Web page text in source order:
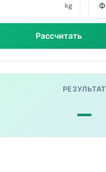
kg
Рассчитать
РЕЗУЛЬТАТ
—